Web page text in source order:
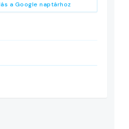
a Google naptárhoz